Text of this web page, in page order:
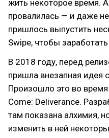
жить некоторое время.
провалилась — и даже
пришлось выпустить
Swipe, чтобы
В 2018 году, перед
пришла внезапная идея
Произошло это во
Come: Deliverance.
там показана алхимия,
изменить в ней